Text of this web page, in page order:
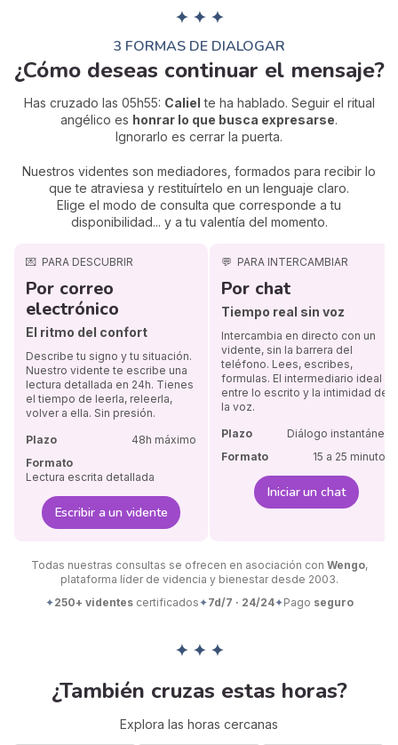
✦ ✦ ✦
3 FORMAS DE DIALOGAR
¿Cómo deseas continuar el mensaje?
Has cruzado las 05h55: Caliel te ha hablado. Seguir el ritual
angélico es honrar lo que busca expresarse.
Ignorarlo es cerrar la puerta.
Nuestros videntes son mediadores, formados para recibir lo
que te atraviesa y restituírtelo en un lenguaje claro.
Elige el modo de consulta que corresponde a tu
disponibilidad... y a tu valentía del momento.
💌 PARA DESCUBRIR
Por correo
electrónico
El ritmo del confort
Describe tu signo y tu situación.
Nuestro vidente te escribe una
lectura detallada en 24h. Tienes
el tiempo de leerla, releerla,
volver a ella. Sin presión.
Plazo
48h máximo
Formato
Lectura escrita detallada
Escribir a un vidente
💬 PARA INTERCAMBIAR
Por chat
Tiempo real sin voz
Intercambia en directo con un
vidente, sin la barrera del
teléfono. Lees, escribes,
formulas. El intermediario ideal
entre lo escrito y la intimidad de
la voz.
Plazo
Diálogo instantáneo
Formato
15 a 25 minutos
Iniciar un chat
Todas nuestras consultas se ofrecen en asociación con Wengo,
plataforma líder de videncia y bienestar desde 2003.
✦250+ videntescertificados✦7d/7 · 24/24✦Pago seguro
✦ ✦ ✦
¿También cruzas estas horas?
Explora las horas cercanas